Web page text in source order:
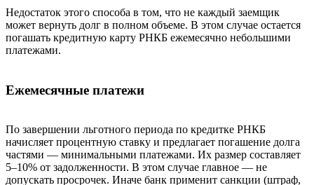
Недостаток этого способа в том, что не каждый заемщик
может вернуть долг в полном объеме. В этом случае остается
погашать кредитную карту РНКБ ежемесячно небольшими
платежами.
Ежемесячные платежи
По завершении льготного периода по кредитке РНКБ
начисляет процентную ставку и предлагает погашение долга
частями — минимальными платежами. Их размер составляет
5–10% от задолженности. В этом случае главное — не
допускать просрочек. Иначе банк применит санкции (штраф,